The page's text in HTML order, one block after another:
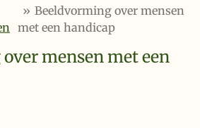
» Beeldvorming over mensen
met een handicap
mensen met een